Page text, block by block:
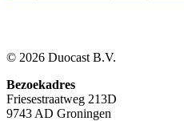
© 2026 Duocast B.V.
Bezoekadres
Friesestraatweg 213D
9743 AD Groningen